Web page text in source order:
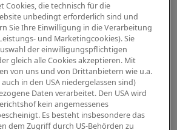
Cookies, die technisch für die
unbedingt erforderlich sind und
Sie Ihre Einwilligung in die Verarbeitung
und Marketingcookies). Sie
der einwilligungspflichtigen
gleich alle Cookies akzeptieren. Mit
von uns und von Drittanbietern wie u.a.
in den USA niedergelassen sind)
Daten verarbeitet. Den USA wird
kein angemessenes
Es besteht insbesondere das
dem Zugriff durch US-Behörden zu